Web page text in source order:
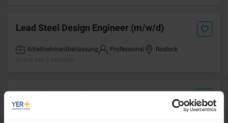
Lead Steel Design Engineer (m/w/d)
Arbeitnehmerüberlassung Professional
Rostock
Teamleitung Debitoren- und
Kreditorenbuchhaltung (m/w/d)